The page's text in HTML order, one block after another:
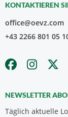
KONTAKTIEREN
office@oevz.com
+43 2266 801 05
NEWSLETTER
Täglich aktuelle